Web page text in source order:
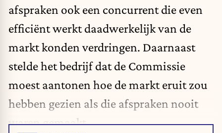
afspraken ook een concurrent die even
efficiënt werkt daadwerkelijk van de
markt konden verdringen. Daarnaast
stelde het bedrijf dat de Commissie
moest aantonen hoe de markt eruit zou
hebben gezien als die afspraken nooit
waren gemaakt.